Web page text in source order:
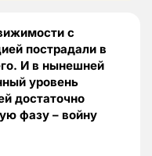
с
пострадали в
И в нынешней
уровень
достаточно
фазу – войну